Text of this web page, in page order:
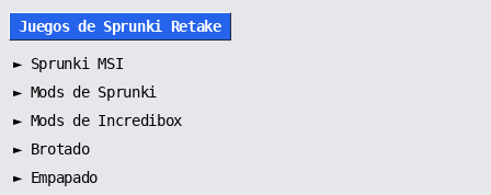
Juegos de Sprunki Retake
► Sprunki MSI
► Mods de Sprunki
► Mods de Incredibox
► Brotado
► Empapado